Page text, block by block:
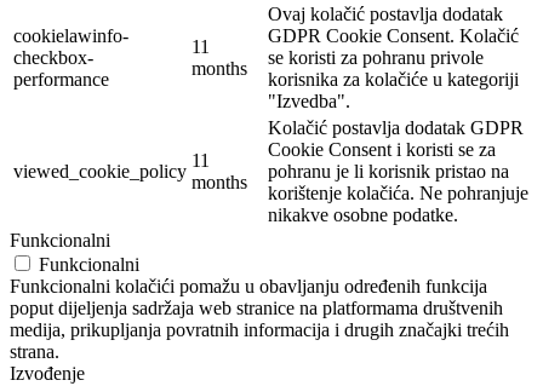
cookielawinfo-
checkbox-
performance
11
months
Ovaj kolačić postavlja dodatak
GDPR Cookie Consent. Kolačić
se koristi za pohranu privole
korisnika za kolačiće u kategoriji
"Izvedba".
viewed_cookie_policy
11
months
Kolačić postavlja dodatak GDPR
Cookie Consent i koristi se za
pohranu je li korisnik pristao na
korištenje kolačića. Ne pohranjuje
nikakve osobne podatke.
Funkcionalni
Funkcionalni
Funkcionalni kolačići pomažu u obavljanju određenih funkcija
poput dijeljenja sadržaja web stranice na platformama društvenih
medija, prikupljanja povratnih informacija i drugih značajki trećih
strana.
Izvođenje